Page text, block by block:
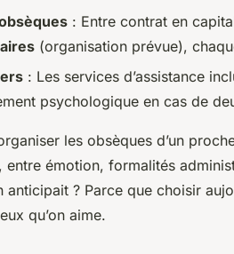
: Entre contrat en
(organisation prévue),
: Les services d’assistance
psychologique en cas de
les obsèques d’un
entre émotion, formalités
anticipait ? Parce que choisir
qu’on aime.